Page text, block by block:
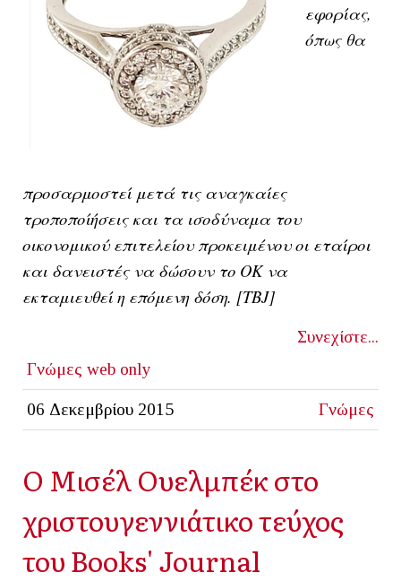
εφορίας,
όπως θα
προσαρμοστεί μετά τις αναγκαίες
τροποποίήσεις και τα ισοδύναμα του
οικονομικού επιτελείου προκειμένου οι εταίροι
και δανειστές να δώσουν το ΟΚ να
εκταμιευθεί η επόμενη δόση. [ΤΒJ]
Συνεχίστε...
Γνώμες web only
06 Δεκεμβρίου 2015 Γνώμες
Ο Μισέλ Ουελμπέκ στο
χριστουγεννιάτικο τεύχος
του Books' Journal